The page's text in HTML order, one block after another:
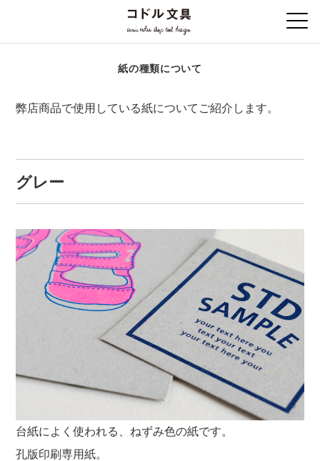
紙の種類について
弊店商品で使用している紙についてご紹介します。
グレー
台紙によく使われる、ねずみ色の紙です。
孔版印刷専用紙。